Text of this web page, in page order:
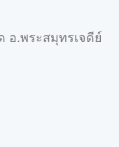
อ.พระสมุทรเจดีย์